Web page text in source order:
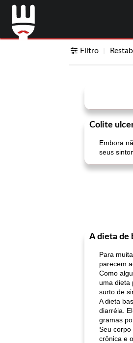
Filtro
Colite
Embora
seus
A dieta de
Para
parecem
Como
uma dieta
surto de
A dieta
diarréia.
gramas
Seu
crônica e